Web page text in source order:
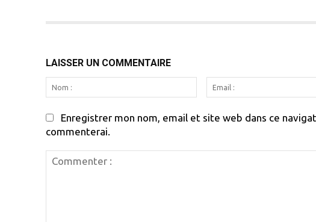
LAISSER UN COMMENTAIRE
Nom
:
Enregistrer mon nom, email et site web dans ce
commenterai.